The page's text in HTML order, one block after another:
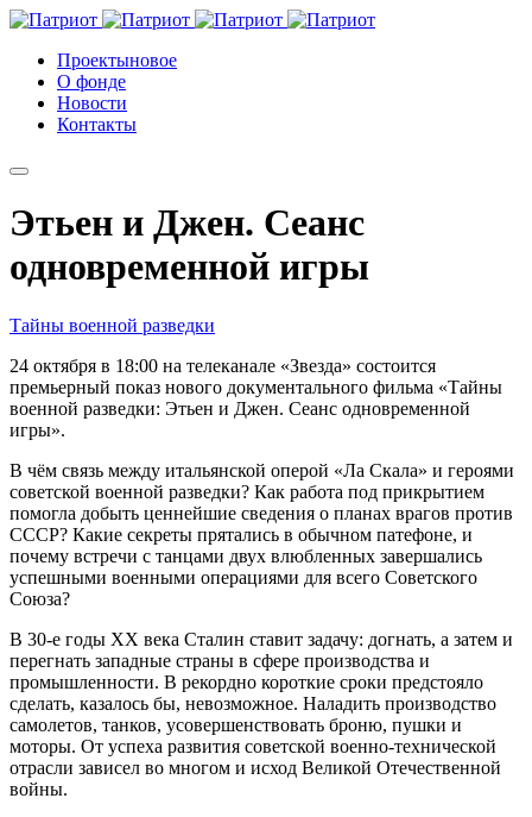
Проектыновое
О фонде
Новости
Контакты
Этьен и Джен. Сеанс
одновременной игры
Тайны военной разведки
24 октября в 18:00 на телеканале «Звезда» состоится
премьерный показ нового документального фильма «Тайны
военной разведки: Этьен и Джен. Сеанс одновременной
игры».
В чём связь между итальянской оперой «Ла Скала» и героями
советской военной разведки? Как работа под прикрытием
помогла добыть ценнейшие сведения о планах врагов против
СССР? Какие секреты прятались в обычном патефоне, и
почему встречи с танцами двух влюбленных завершались
успешными военными операциями для всего Советского
Союза?
В 30-е годы XX века Сталин ставит задачу: догнать, а затем и
перегнать западные страны в сфере производства и
промышленности. В рекордно короткие сроки предстояло
сделать, казалось бы, невозможное. Наладить производство
самолетов, танков, усовершенствовать броню, пушки и
моторы. От успеха развития советской военно-технической
отрасли зависел во многом и исход Великой Отечественной
войны.